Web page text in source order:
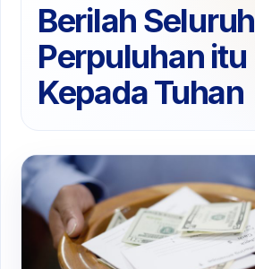
Berilah Seluruh
Perpuluhan itu
Kepada Tuhan